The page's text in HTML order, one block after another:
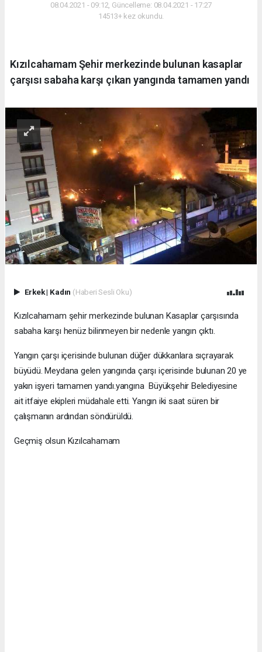
08.04.2021 - 09:12, Güncelleme: 08.04.2021 - 17:27
14513+ kez okundu.
Kızılcahamam Şehir merkezinde bulunan kasaplar
çarşısı sabaha karşı çıkan yangında tamamen yandı
Erkek| Kadın (Haberi Sesli Oku)
Kızılcahamam şehir merkezinde bulunan Kasaplar çarşısında
sabaha karşı henüz bilinmeyen bir nedenle yangın çıktı.
Yangın çarşı içerisinde bulunan düğer dükkanlara sıçrayarak
büyüdü. Meydana gelen yangında çarşı içerisinde bulunan 20 ye
yakın işyeri tamamen yandı.yangına Büyükşehir Belediyesine
ait itfaiye ekipleri müdahale etti. Yangın iki saat süren bir
çalışmanın ardından söndürüldü.
Geçmiş olsun Kızılcahamam